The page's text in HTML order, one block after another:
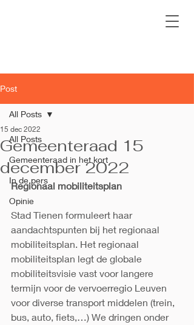
Post
All Posts
Gemeenteraad in het kort
In de pers
Opinie
All Posts
Gemeenteraad 15
december 2022
15 dec 2022
Regionaal mobiliteitsplan
Stad Tienen formuleert haar
aandachtspunten bij het regionaal
mobiliteitsplan. Het regionaal
mobiliteitsplan legt de globale
mobiliteitsvisie vast voor langere
termijn voor de vervoerregio Leuven
voor diverse transport middelen (trein,
bus, auto, fiets,…) We dringen onder